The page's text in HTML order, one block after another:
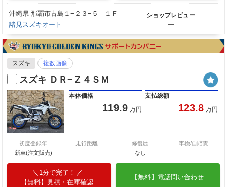
沖縄県 那覇市古島１−２３−５ １Ｆ
諸見スズキオート
ショップレビュー
―
スズキ 複数画像
スズキ ＤＲ−Ｚ４ＳＭ
本体価格
119.9 万円
支払総額
123.8 万円
初度登録年
新車(注文販売)
走行距離
―
修復歴
なし
車検/自賠責
―
1分で完了！
【無料】見積・在庫確認
【無料】電話問い合わせ